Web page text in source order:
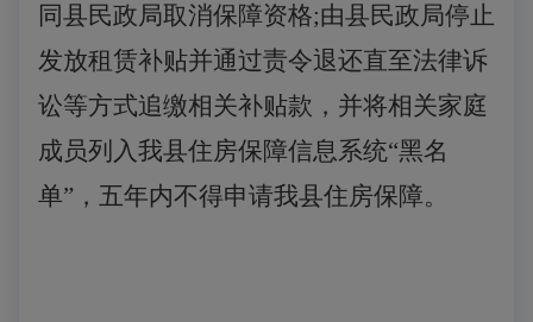
同县民政局取消保障资格;由县民政局停止
发放租赁补贴并通过责令退还直至法律诉
讼等方式追缴相关补贴款，并将相关家庭
成员列入我县住房保障信息系统“黑名
单”，五年内不得申请我县住房保障。